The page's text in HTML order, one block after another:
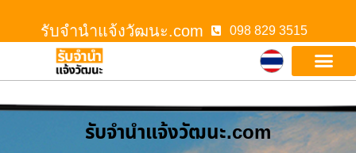
รับจํานําแจ้งวัฒนะ.com 098 829 3515
รับจํานําแจ้งวัฒนะ.com